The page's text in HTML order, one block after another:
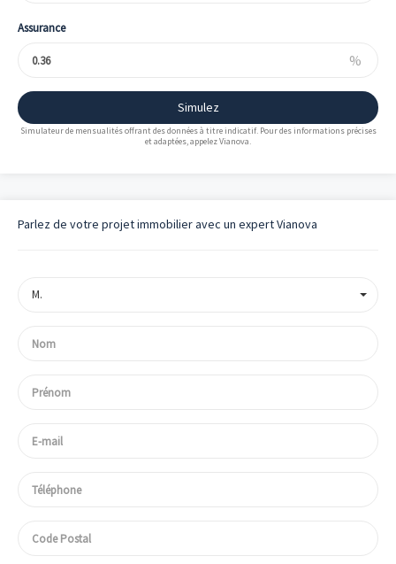
Assurance
%
Simulez
Simulateur de mensualités offrant des données à titre indicatif. Pour des informations précises
et adaptées, appelez Vianova.
Parlez de votre projet immobilier avec un expert Vianova
M.